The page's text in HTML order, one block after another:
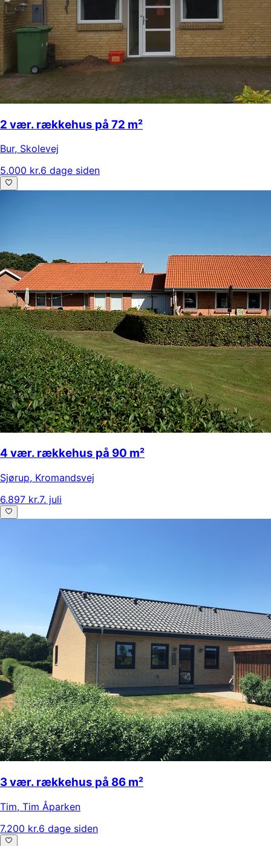
2 vær. rækkehus på 72 m²
Bur, Skolevej
5.000 kr.6 dage siden
4 vær. rækkehus på 90 m²
Sjørup, Kromandsvej
6.897 kr.7. juli
3 vær. rækkehus på 86 m²
Tim, Tim Åparken
7.200 kr.6 dage siden